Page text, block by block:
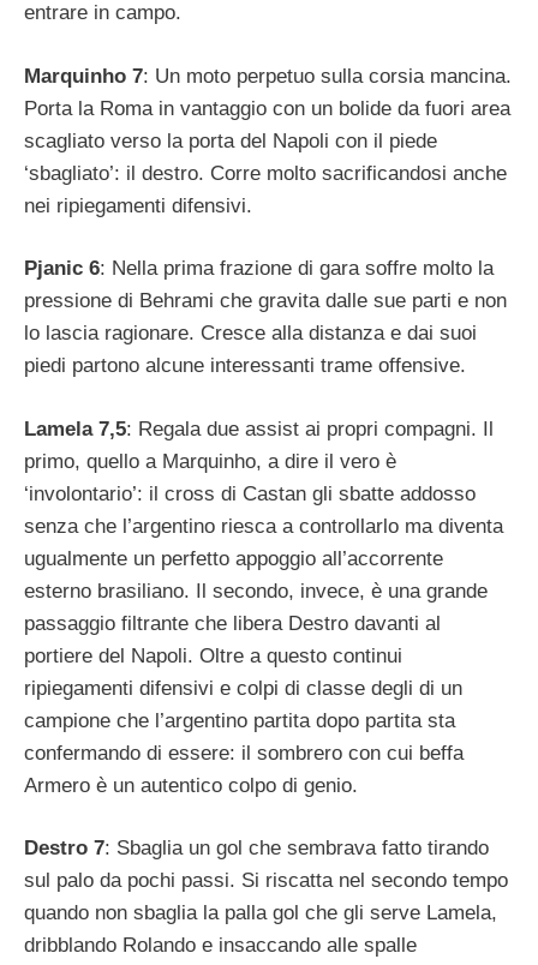
entrare in campo.
Marquinho 7: Un moto perpetuo sulla corsia mancina.
Porta la Roma in vantaggio con un bolide da fuori area
scagliato verso la porta del Napoli con il piede
‘sbagliato’: il destro. Corre molto sacrificandosi anche
nei ripiegamenti difensivi.
Pjanic 6: Nella prima frazione di gara soffre molto la
pressione di Behrami che gravita dalle sue parti e non
lo lascia ragionare. Cresce alla distanza e dai suoi
piedi partono alcune interessanti trame offensive.
Lamela 7,5: Regala due assist ai propri compagni. Il
primo, quello a Marquinho, a dire il vero è
‘involontario’: il cross di Castan gli sbatte addosso
senza che l’argentino riesca a controllarlo ma diventa
ugualmente un perfetto appoggio all’accorrente
esterno brasiliano. Il secondo, invece, è una grande
passaggio filtrante che libera Destro davanti al
portiere del Napoli. Oltre a questo continui
ripiegamenti difensivi e colpi di classe degli di un
campione che l’argentino partita dopo partita sta
confermando di essere: il sombrero con cui beffa
Armero è un autentico colpo di genio.
Destro 7: Sbaglia un gol che sembrava fatto tirando
sul palo da pochi passi. Si riscatta nel secondo tempo
quando non sbaglia la palla gol che gli serve Lamela,
dribblando Rolando e insaccando alle spalle